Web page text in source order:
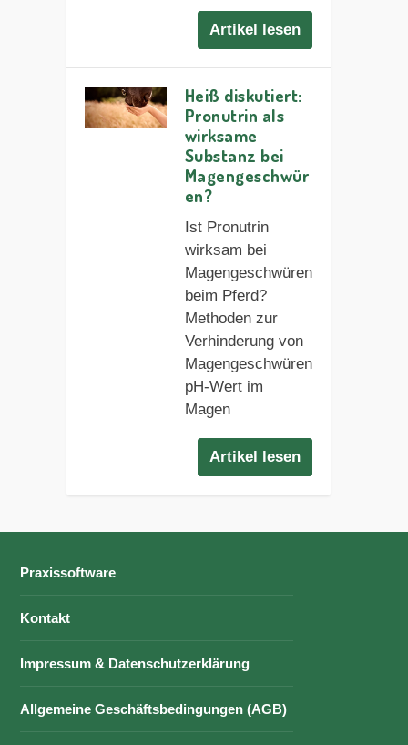
Artikel lesen
Heiß diskutiert:
Pronutrin als
wirksame
Substanz bei
Magengeschwür
en?
Ist Pronutrin
wirksam bei
Magengeschwüren
beim Pferd?
Methoden zur
Verhinderung von
Magengeschwüren
pH-Wert im
Magen
Artikel lesen
Praxissoftware
Kontakt
Impressum & Datenschutzerklärung
Allgemeine Geschäftsbedingungen (AGB)